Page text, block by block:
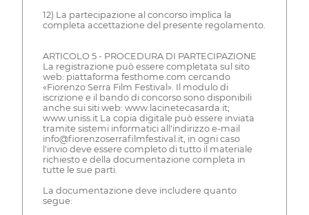
12) La partecipazione al concorso implica la
completa accettazione del presente regolamento.
ARTICOLO 5 - PROCEDURA DI PARTECIPAZIONE
La registrazione può essere completata sul sito
web: piattaforma festhome.com cercando
«Fiorenzo Serra Film Festival». Il modulo di
iscrizione e il bando di concorso sono disponibili
anche sui siti web: www.lacinetecasarda.it;
www.uniss.it La copia digitale può essere inviata
tramite sistemi informatici all'indirizzo e-mail
info@fiorenzoserrafilmfestival.it, in ogni caso
l'invio deve essere completo di tutto il materiale
richiesto e della documentazione completa in
tutte le sue parti.
La documentazione deve includere quanto
segue: